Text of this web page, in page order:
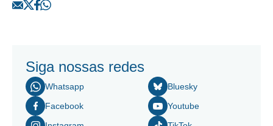
Siga nossas redes
Whatsapp
Facebook
Bluesky
Youtube